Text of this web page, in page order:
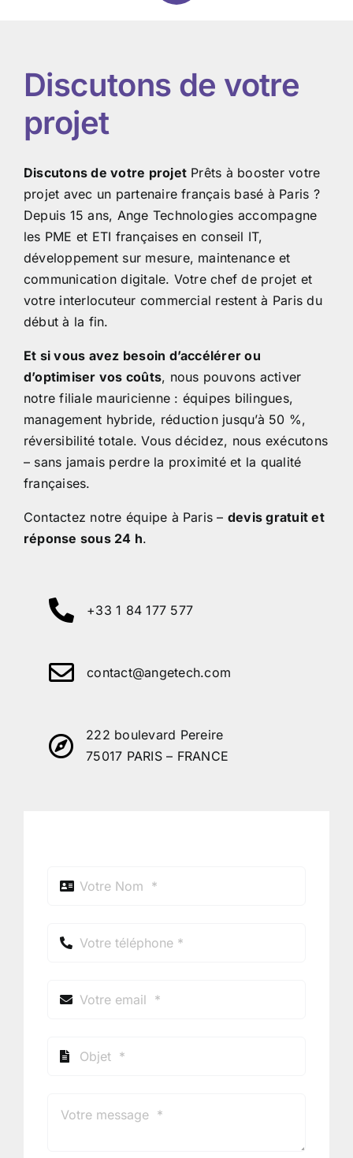
Discutons de votre
projet
Discutons de votre projetPrêts à booster votre
projet avec un partenaire français basé à Paris ?
Depuis 15 ans, Ange Technologies accompagne
les PME et ETI françaises en conseil IT,
développement sur mesure, maintenance et
communication digitale. Votre chef de projet et
votre interlocuteur commercial restent à Paris du
début à la fin.
Et si vous avez besoin d’accélérer ou
d’optimiser vos coûts, nous pouvons activer
notre filiale mauricienne : équipes bilingues,
management hybride, réduction jusqu’à 50 %,
réversibilité totale. Vous décidez, nous exécutons
– sans jamais perdre la proximité et la qualité
françaises.
Contactez notre équipe à Paris – devis gratuit et
réponse sous 24 h.
+33 1 84 177 577
contact@angetech.com
222 boulevard Pereire
75017 PARIS – FRANCE